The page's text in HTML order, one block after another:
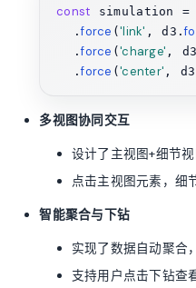
const simulation =
  .
force ('link' , d3.
  .
force ('charge' ,
  .
force ('center' ,
多视图协同交互
设计了主视图+细节
点击主视图元素，细
智能聚合与下钻
实现了数据自动聚合
支持用户点击下钻查